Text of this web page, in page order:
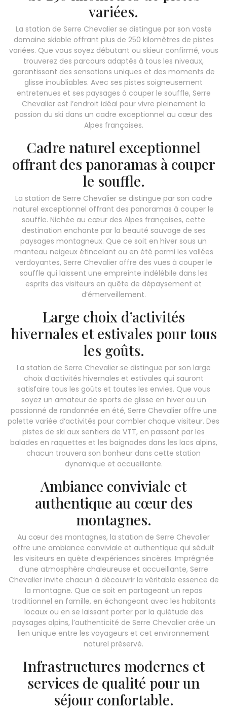
variées.
La station de Serre Chevalier se distingue par son vaste
domaine skiable offrant plus de 250 kilomètres de pistes
variées. Que vous soyez débutant ou skieur confirmé, vous
trouverez des parcours adaptés à tous les niveaux,
garantissant des sensations uniques et des moments de
glisse inoubliables. Avec ses pistes soigneusement
entretenues et ses paysages à couper le souffle, Serre
Chevalier est l’endroit idéal pour vivre pleinement la
passion du ski dans un cadre exceptionnel au cœur des
Alpes françaises.
Cadre naturel exceptionnel
offrant des panoramas à couper
le souffle.
La station de Serre Chevalier se distingue par son cadre
naturel exceptionnel offrant des panoramas à couper le
souffle. Nichée au cœur des Alpes françaises, cette
destination enchante par la beauté sauvage de ses
paysages montagneux. Que ce soit en hiver sous un
manteau neigeux étincelant ou en été parmi les vallées
verdoyantes, Serre Chevalier offre des vues à couper le
souffle qui laissent une empreinte indélébile dans les
esprits des visiteurs en quête de dépaysement et
d’émerveillement.
Large choix d’activités
hivernales et estivales pour tous
les goûts.
La station de Serre Chevalier se distingue par son large
choix d’activités hivernales et estivales qui sauront
satisfaire tous les goûts et toutes les envies. Que vous
soyez un amateur de sports de glisse en hiver ou un
passionné de randonnée en été, Serre Chevalier offre une
palette variée d’activités pour combler chaque visiteur. Des
pistes de ski aux sentiers de VTT, en passant par les
balades en raquettes et les baignades dans les lacs alpins,
chacun trouvera son bonheur dans cette station
dynamique et accueillante.
Ambiance conviviale et
authentique au cœur des
montagnes.
Au cœur des montagnes, la station de Serre Chevalier
offre une ambiance conviviale et authentique qui séduit
les visiteurs en quête d’expériences sincères. Imprégnée
d’une atmosphère chaleureuse et accueillante, Serre
Chevalier invite chacun à découvrir la véritable essence de
la montagne. Que ce soit en partageant un repas
traditionnel en famille, en échangeant avec les habitants
locaux ou en se laissant porter par la quiétude des
paysages alpins, l’authenticité de Serre Chevalier crée un
lien unique entre les voyageurs et cet environnement
naturel préservé.
Infrastructures modernes et
services de qualité pour un
séjour confortable.